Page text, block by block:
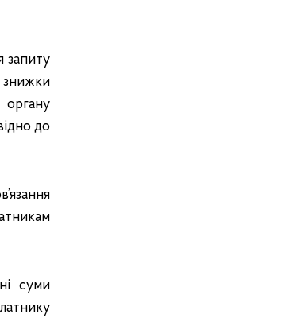
запиту
знижки
до
суми